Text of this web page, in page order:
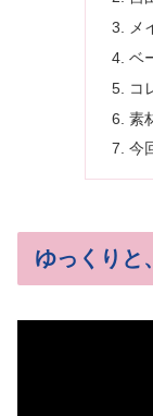
メ
ベ
コ
素
今
ゆっくりと